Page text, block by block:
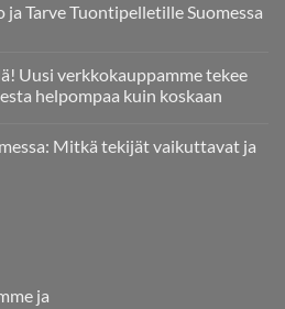
Tarve Tuontipelletille Suomessa
Uusi verkkokauppamme tekee
helpompaa kuin koskaan
Mitkä tekijät vaikuttavat ja
ja